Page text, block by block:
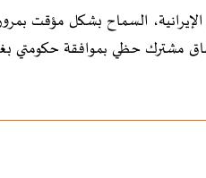
السماح بشكل مؤقت
مشترك حظي بموافقة حكومتي